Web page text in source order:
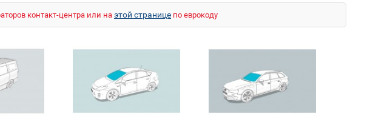
контакт-центра или на этой странице по еврокоду